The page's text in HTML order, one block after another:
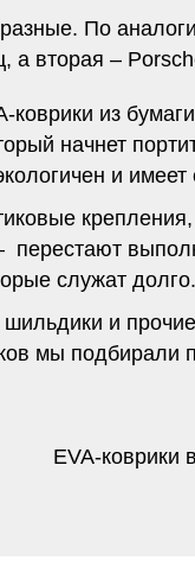
По
а вторая –
из
начнет
и
перестают
служат
шильдики и
мы подбирали